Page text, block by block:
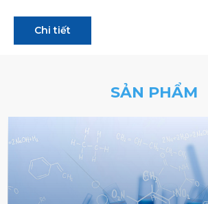
Chi tiết
SẢN PHẨM